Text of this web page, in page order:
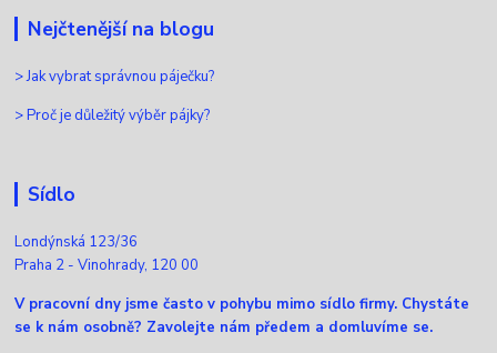
Nejčtenější na blogu
>Jak vybrat správnou páječku?
>Proč je důležitý výběr pájky?
Sídlo
Londýnská 123/36
Praha 2 - Vinohrady, 120 00
V pracovní dny jsme často v pohybu mimo sídlo firmy. Chystáte
se k nám osobně? Zavolejte nám předem a domluvíme se.